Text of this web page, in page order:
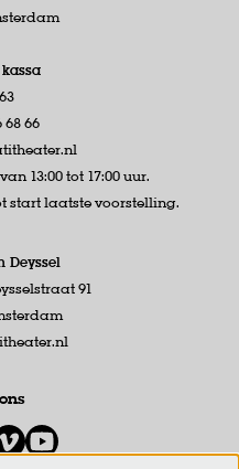
68 66
13:00 tot 17:00 uur.
start laatste voorstelling.
Deyssel
91